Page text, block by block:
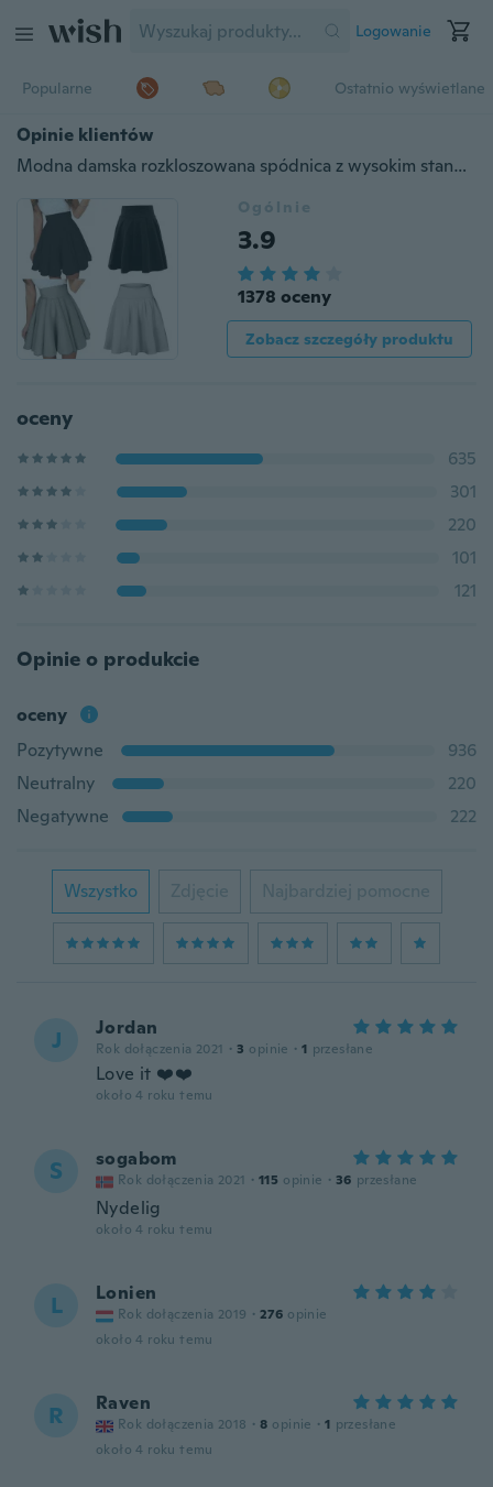
Logowanie
Popularne Ostatnio wyświetlane
Opinie klientów
Modna damska rozkloszowana spódnica z wysokim stanem, rozkloszowana, plisowana, imprezowa sukienka mini z spódniczkami
Ogólnie
3.9
1378 oceny
Zobacz szczegóły produktu
oceny
635
301
220
101
121
Opinie o produkcie
oceny
Pozytywne
936
Neutralny
220
Negatywne
222
Wszystko Zdjęcie Najbardziej pomocne
J Jordan
Rok dołączenia 2021 · 3 opinie · 1 przesłane
Love it ❤️❤️
około 4 roku temu
S sogabom
Rok dołączenia 2021 · 115 opinie · 36 przesłane
Nydelig
około 4 roku temu
L Lonien
Rok dołączenia 2019 · 276 opinie
około 4 roku temu
R Raven
Rok dołączenia 2018 · 8 opinie · 1 przesłane
około 4 roku temu